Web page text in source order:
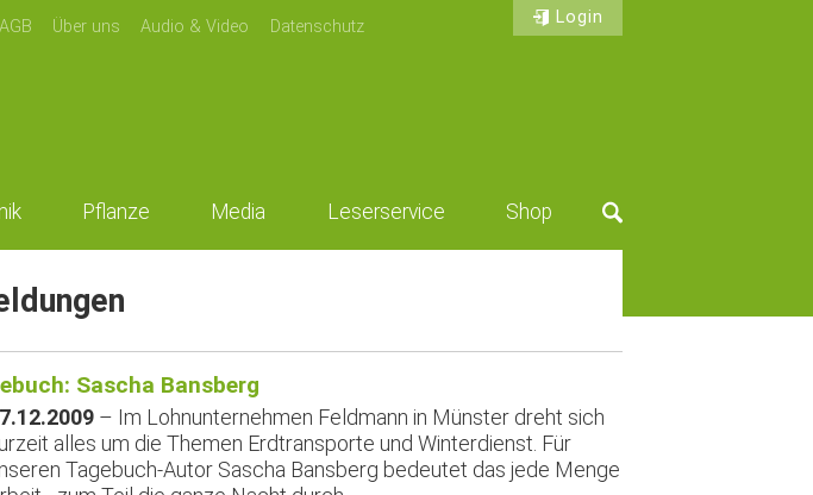
AGB Über uns Audio & Video Datenschutz Login
Pflanze Media Leserservice Shop Suche
Sascha Bansberg
– Im Lohnunternehmen Feldmann in Münster dreht sich
alles um die Themen Erdtransporte und Winterdienst. Für
Tagebuch-Autor Sascha Bansberg bedeutet das jede Menge